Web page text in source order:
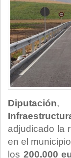
Diputación,
adjudicado la
en el
los 200.000